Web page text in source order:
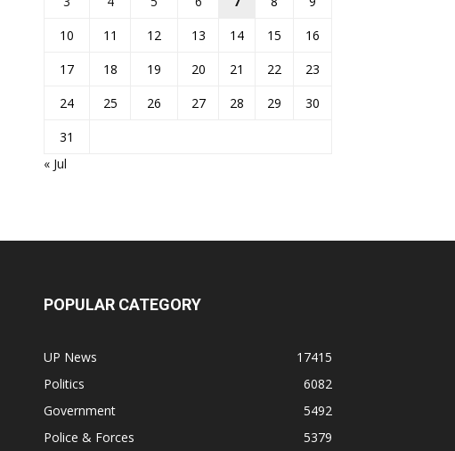
10
11 12 13 14 15
16
17
18 19 20 21 22
23
24
25 26 27 28 29
30
31
« Jul
POPULAR CATEGORY
UP News
17415
Politics
6082
Government
5492
Police & Forces
5379